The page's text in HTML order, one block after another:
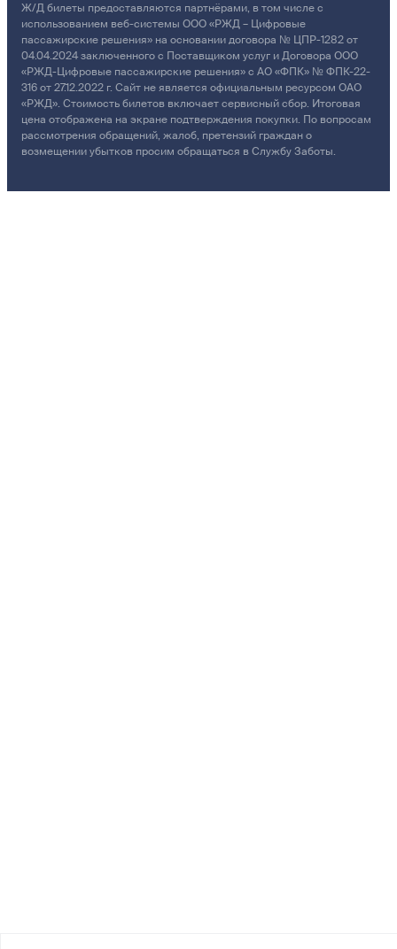
Ж/Д билеты предоставляются партнёрами, в том числе с
использованием веб-системы ООО «РЖД – Цифровые
пассажирские решения» на основании договора № ЦПР-1282 от
04.04.2024 заключенного с Поставщиком услуг и Договора ООО
«РЖД-Цифровые пассажирские решения» с АО «ФПК» № ФПК-22-
316 от 27.12.2022 г. Сайт не является официальным ресурсом ОАО
«РЖД». Стоимость билетов включает сервисный сбор. Итоговая
цена отображена на экране подтверждения покупки. По вопросам
рассмотрения обращений, жалоб, претензий граждан о
возмещении убытков просим обращаться в Службу Заботы.